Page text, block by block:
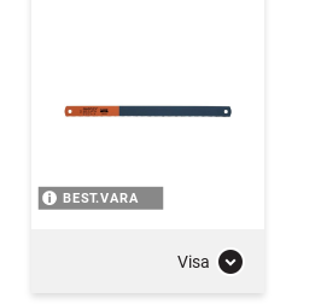
BEST.VARA
Visa